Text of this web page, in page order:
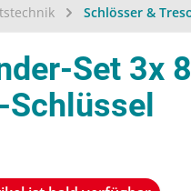
Schlösser &
Set 3x